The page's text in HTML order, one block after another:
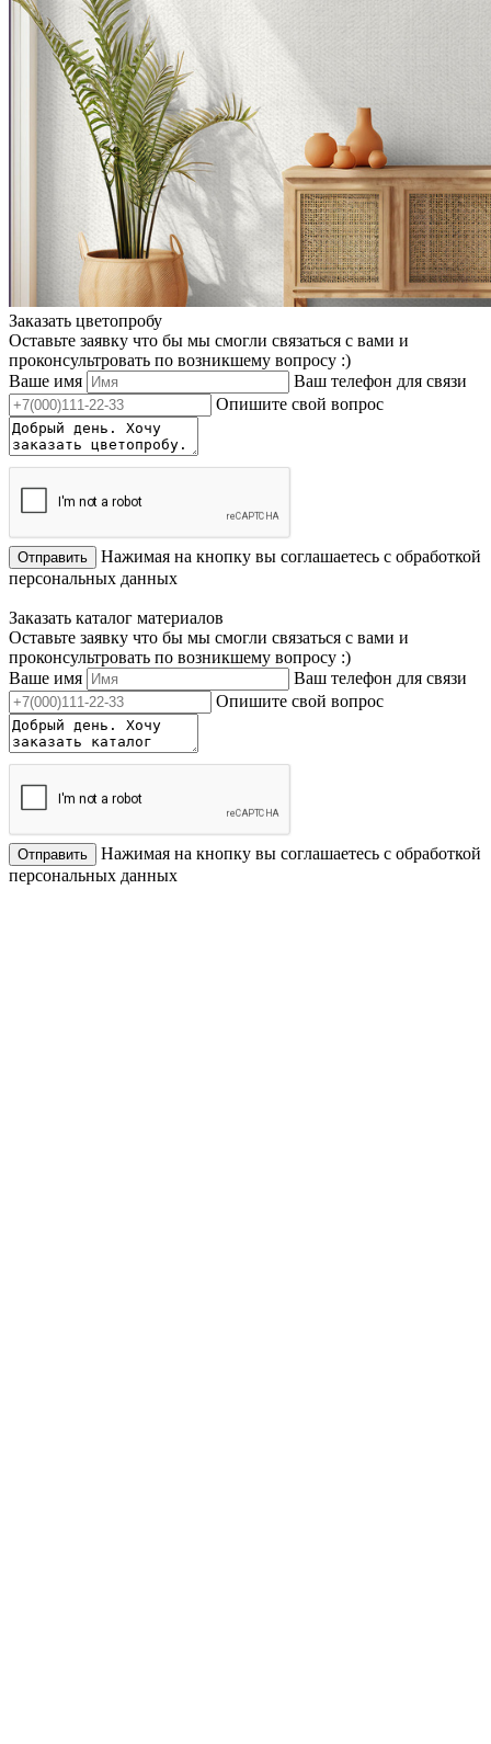
Заказать цветопробу
Оставьте заявку что бы мы смогли связаться с вами и
проконсультровать по возникшему вопросу :)
Ваше имя
Ваш телефон для связи
Опишите свой вопрос
Отправить
Нажимая на кнопку вы соглашаетесь с обработкой
персональных данных
Заказать каталог материалов
Оставьте заявку что бы мы смогли связаться с вами и
проконсультровать по возникшему вопросу :)
Ваше имя
Ваш телефон для связи
Опишите свой вопрос
Отправить
Нажимая на кнопку вы соглашаетесь с обработкой
персональных данных